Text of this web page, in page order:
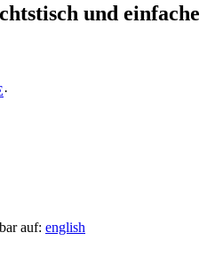
und einfache
·
auf: english